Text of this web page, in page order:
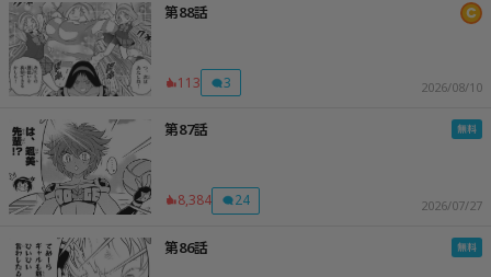
第88話
113 3 2026/08/10
第87話
8,384 24 2026/07/27
第86話